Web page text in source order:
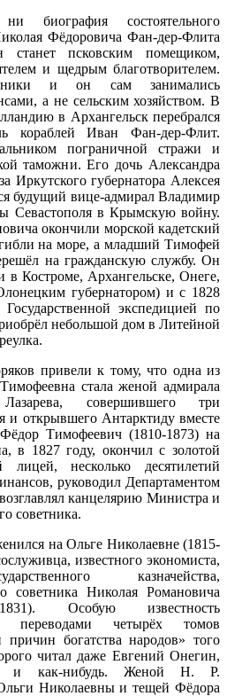
биография состоятельного
Фёдоровича Фан-дер-Флита
псковским помещиком,
и щедрым благотворителем.
и он сам занимались
а не сельским хозяйством. В
в Архангельск перебрался
кораблей Иван Фан-дер-Флит.
пограничной стражи и
таможни. Его дочь Александра
Иркутского губернатора Алексея
будущий вице-адмирал Владимир
Севастополя в Крымскую войну.
окончили морской кадетский
на море, а младший Тимофей
на гражданскую службу. Он
в Костроме, Архангельске, Онеге,
губернатором) и с 1828
экспедицией по
небольшой дом в Литейной
привели к тому, что одна из
стала женой адмирала
совершившего три
и открывшего Антарктиду вместе
Тимофеевич (1810-1873) на
в 1827 году, окончил с золотой
лицей, несколько десятилетий
руководил Департаментом
канцелярию Министра и
советника.
на Ольге Николаевне (1815-
известного экономиста,
казначейства,
советника Николая Романовича
1831). Особую известность
переводами четырёх томов
причин богатства народов» того
читал даже Евгений Онегин,
и как-нибудь. Женой Н. Р.
Николаевны и тещей Фёдора